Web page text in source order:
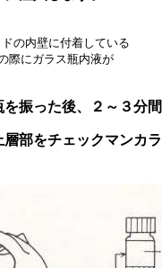
の内壁に付着している
際にガラス瓶内液が
振った後、２～３分
層部をチェックマンカ